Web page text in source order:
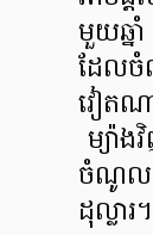
មួយ​ឆ្ន
ដែល​ចំ
វៀតណ
ម្យ៉ា
ចំណូល​
ដុល្លារ។